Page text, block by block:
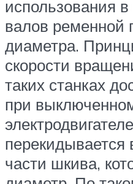
использования в
валов ременной
диаметра.
скорости
таких станках
при
перекидывается
части шкива,